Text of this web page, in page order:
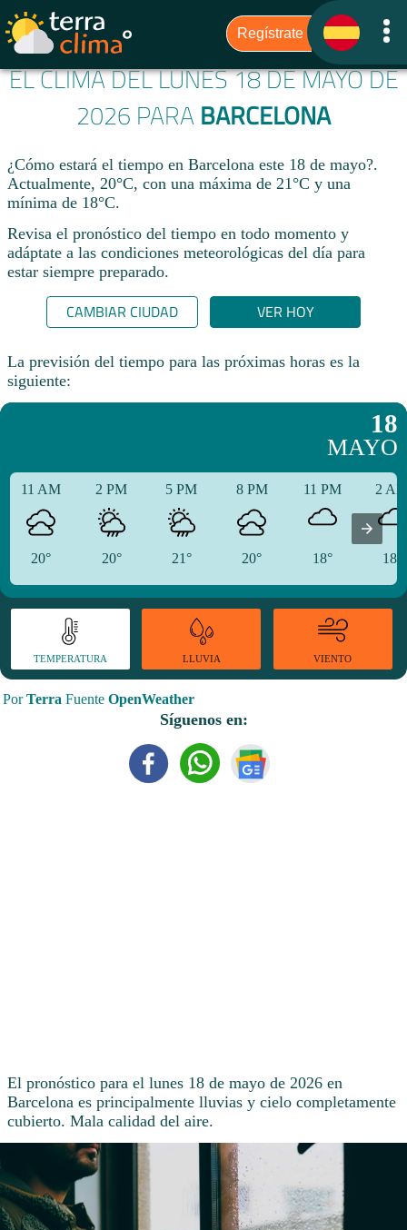
EL CLIMA DEL LUNES 18 DE MAYO DE
2026 PARA BARCELONA
¿Cómo estará el tiempo en Barcelona este 18 de mayo?.
Actualmente, 20°C, con una máxima de 21°C y una
mínima de 18°C.
Revisa el pronóstico del tiempo en todo momento y
adáptate a las condiciones meteorológicas del día para
estar siempre preparado.​
CAMBIAR CIUDAD VER HOY
La previsión del tiempo para las próximas horas es la
siguiente:
18
MAYO
11 AM
20°
2 PM
20°
5 PM
21°
8 PM
20°
11 PM
18°
2
18°
TEMPERATURA LLUVIA VIENTO
PorTerra Fuente OpenWeather
Síguenos en:
El pronóstico para el lunes 18 de mayo de 2026 en
Barcelona es principalmente lluvias y cielo completamente
cubierto. Mala calidad del aire.